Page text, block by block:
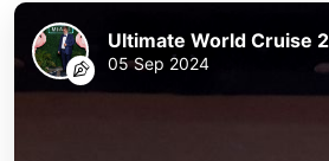
Ultimate World Cruise
05 Sep 2024